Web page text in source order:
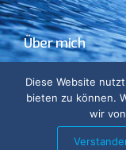
Über mich
Ehrenämter
Diese Website
bieten zu können.
wir